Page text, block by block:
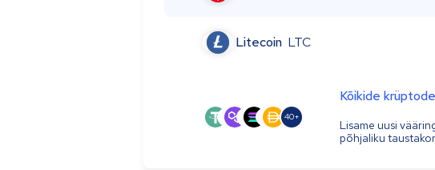
Litecoin LTC
40+
Kõikide
Lisame uusi
põhjaliku